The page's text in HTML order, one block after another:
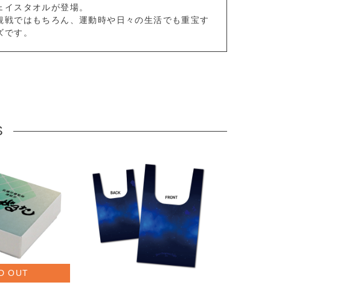
イスタオルが登場。
戦ではもちろん、運動時や日々の生活でも重宝す
です。
OUT